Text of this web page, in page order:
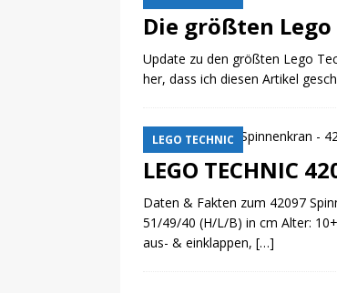
Die größten
Update zu den größten Lego
her, dass ich diesen Artikel
LEGO TECHNIC
LEGO TECHNIC
Daten & Fakten zum 42097
51/49/40 (H/L/B) in cm Alter:
aus- & einklappen, […]